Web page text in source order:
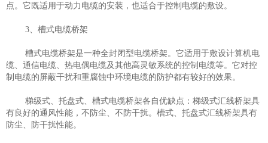
点。它既适用于动力电缆的安装，也适合于控制电缆的敷设。
3、槽式电缆桥架
槽式电缆桥架是一种全封闭型电缆桥架。它适用于敷设计算机电
缆、通信电缆、热电偶电缆及其他高灵敏系统的控制电缆等。它对控
制电缆的屏蔽干扰和重腐蚀中环境电缆的防护都有较好的效果。
梯级式、托盘式、槽式电缆桥架各自优缺点：梯级式汇线桥架具
有良好的通风性能，不防尘、不防干扰。槽式、托盘式汇线桥架具有
防尘、防干扰性能。